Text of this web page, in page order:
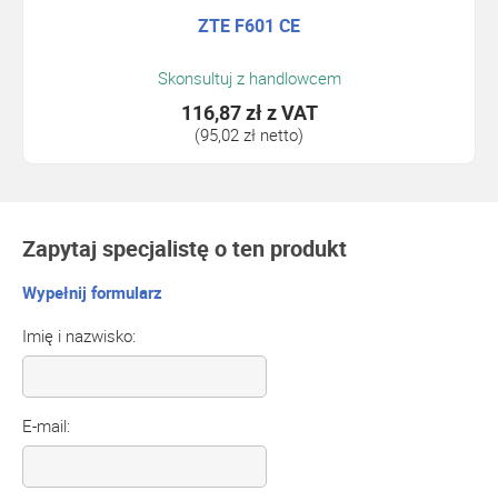
ZTE F601 CE
Skonsultuj z handlowcem
116,87 złz VAT
(95,02 zł netto)
Zapytaj specjalistę o ten produkt
Wypełnij formularz
Imię i nazwisko:
E-mail: